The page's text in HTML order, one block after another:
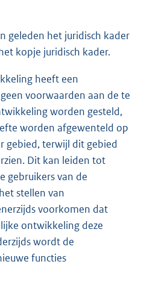
geleden het juridisch kader
kopje juridisch kader.
heeft een
voorwaarden aan de te
worden gesteld,
worden afgewenteld op
gebied, terwijl dit gebied
Dit kan leiden tot
gebruikers van de
stellen van
voorkomen dat
ontwikkeling deze
wordt de
functies